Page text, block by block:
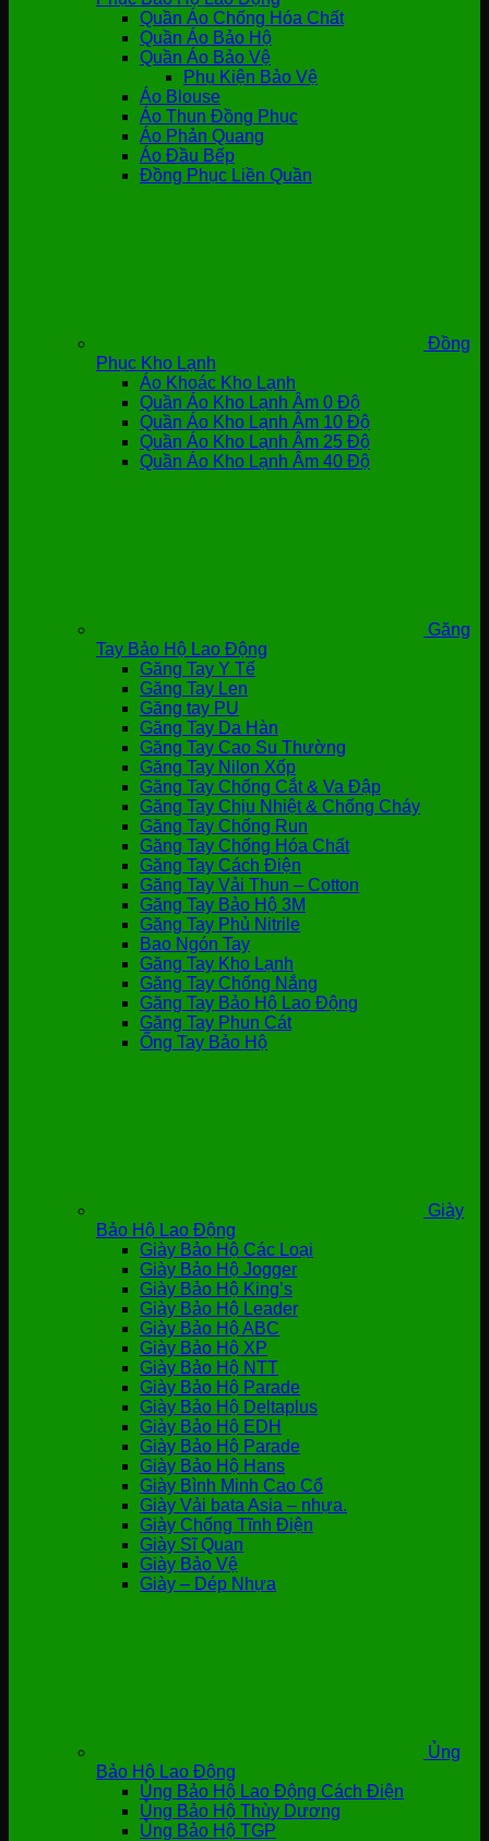
Quần Áo Chống Hóa Chất
Quần Áo Bảo Hộ
Quần Áo Bảo Vệ
Phụ Kiện Bảo Vệ
Áo Blouse
Áo Thun Đồng Phục
Áo Phản Quang
Áo Đầu Bếp
Đồng Phục Liền Quần
Đồng
Phục Kho Lạnh
Áo Khoác Kho Lạnh
Quần Áo Kho Lạnh Âm 0 Độ
Quần Áo Kho Lạnh Âm 10 Độ
Quần Áo Kho Lạnh Âm 25 Độ
Quần Áo Kho Lạnh Âm 40 Độ
Găng
Tay Bảo Hộ Lao Động
Găng Tay Y Tế
Găng Tay Len
Găng tay PU
Găng Tay Da Hàn
Găng Tay Cao Su Thường
Găng Tay Nilon Xốp
Găng Tay Chống Cắt & Va Đập
Găng Tay Chịu Nhiệt & Chống Cháy
Găng Tay Chống Run
Găng Tay Chống Hóa Chất
Găng Tay Cách Điện
Găng Tay Vải Thun – Cotton
Găng Tay Bảo Hộ 3M
Găng Tay Phủ Nitrile
Bao Ngón Tay
Găng Tay Kho Lạnh
Găng Tay Chống Nắng
Găng Tay Bảo Hộ Lao Động
Găng Tay Phun Cát
Ống Tay Bảo Hộ
Giày
Bảo Hộ Lao Động
Giày Bảo Hộ Các Loại
Giày Bảo Hộ Jogger
Giày Bảo Hộ King’s
Giày Bảo Hộ Leader
Giày Bảo Hộ ABC
Giày Bảo Hộ XP
Giày Bảo Hộ NTT
Giày Bảo Hộ Parade
Giày Bảo Hộ Deltaplus
Giày Bảo Hộ EDH
Giày Bảo Hộ Parade
Giày Bảo Hộ Hans
Giày Bình Minh Cao Cổ
Giày Vải bata Asia – nhựa.
Giày Chống Tĩnh Điện
Giày Sĩ Quan
Giày Bảo Vệ
Giày – Dép Nhựa
Ủng
Bảo Hộ Lao Động
Ủng Bảo Hộ Lao Động Cách Điện
Ủng Bảo Hộ Thùy Dương
Ủng Bảo Hộ TGP